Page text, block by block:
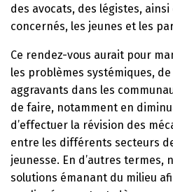
des avocats, des légistes,
concernés, les jeunes et les
Ce rendez-vous aurait pour
les problèmes systémiques,
aggravants dans les
de faire, notamment en
d’effectuer la révision des
entre les différents secteurs
jeunesse. En d’autres termes,
solutions émanant du milieu